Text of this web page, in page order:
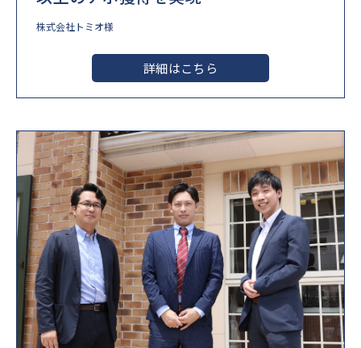
株式会社トミオ様
詳細はこちら